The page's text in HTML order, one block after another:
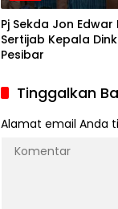
Pj Sekda Jon Edwar
Sertijab Kepala
Pesibar
Tinggalkan
Alamat email Anda